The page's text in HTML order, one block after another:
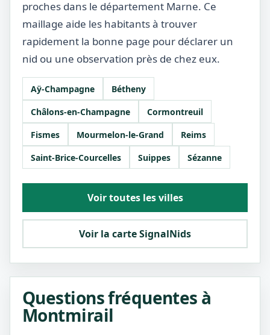
proches dans le département Marne. Ce
maillage aide les habitants à trouver
rapidement la bonne page pour déclarer un
nid ou une observation près de chez eux.
Aÿ-Champagne
Bétheny
Châlons-en-Champagne
Cormontreuil
Fismes
Mourmelon-le-Grand
Reims
Saint-Brice-Courcelles
Suippes Sézanne
Voir toutes les villes
Voir la carte SignalNids
Questions fréquentes à
Montmirail